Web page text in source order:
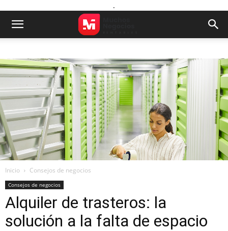
.
Inicio Consejos de negocios
Consejos de negocios
Alquiler de trasteros: la
solución a la falta de espacio